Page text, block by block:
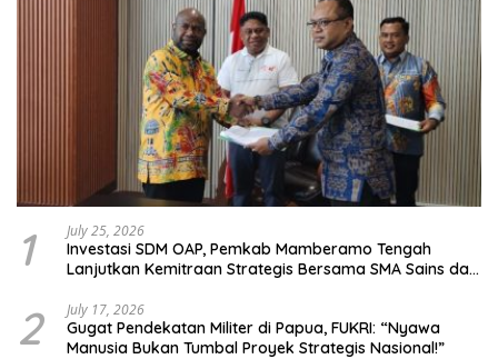
1 July 25, 2026
Investasi SDM OAP, Pemkab Mamberamo Tengah
Lanjutkan Kemitraan Strategis Bersama SMA Sains dan
2 July 17, 2026
Gugat Pendekatan Militer di Papua, FUKRI: “Nyawa
Manusia Bukan Tumbal Proyek Strategis Nasional!”